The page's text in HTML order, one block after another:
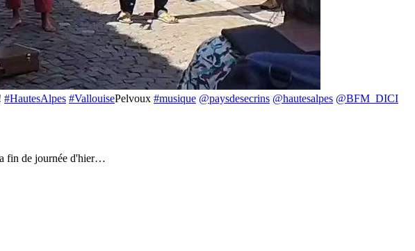
#HautesAlpes #VallouisePelvoux #musique @paysdesecrins @hautesalpes @BFM_DICI
fin de journée d'hier…